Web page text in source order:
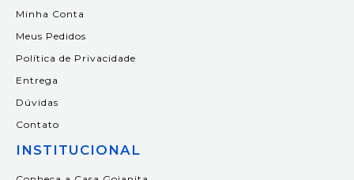
Minha Conta
Meus Pedidos
Política de Privacidade
Entrega
Dúvidas
Contato
INSTITUCIONAL